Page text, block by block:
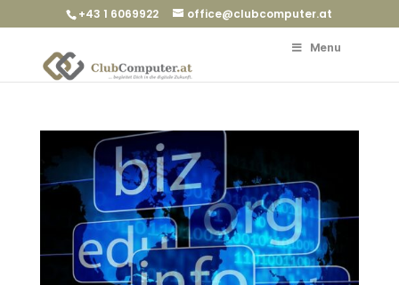
+43 1 6069922 office@clubcomputer.at
Menu